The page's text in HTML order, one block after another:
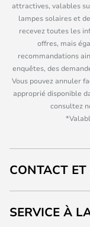
attractives, valables
lampes solaires et
recevez toutes les
offres, mais
recommandations
enquêtes, des
Vous pouvez annuler
approprié disponible
consultez
CONTACT ET
SERVICE À